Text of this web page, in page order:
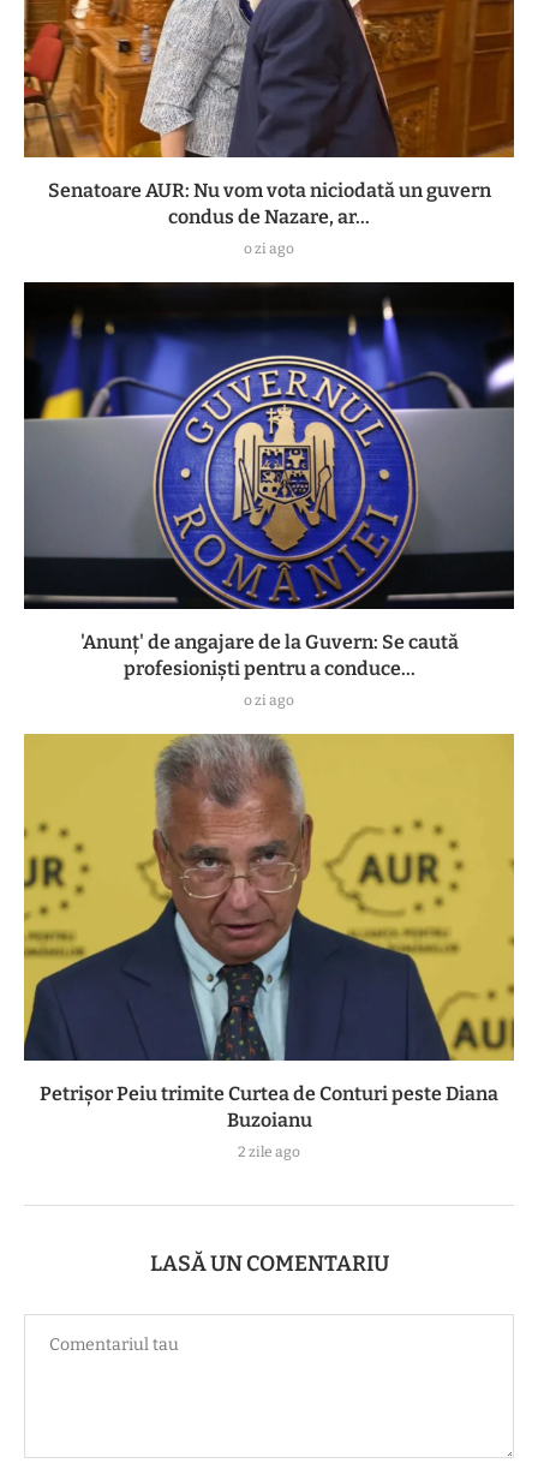
Senatoare AUR: Nu vom vota niciodată un guvern
condus de Nazare, ar...
o zi ago
'Anunț' de angajare de la Guvern: Se caută
profesioniști pentru a conduce...
o zi ago
Petrișor Peiu trimite Curtea de Conturi peste Diana
Buzoianu
2 zile ago
LASĂ UN COMENTARIU